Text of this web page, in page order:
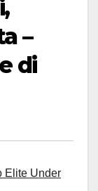
–
di
Elite Under